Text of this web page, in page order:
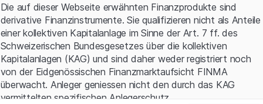
Die auf dieser Webseite erwähnten Finanzprodukte sind
derivative Finanzinstrumente. Sie qualifizieren nicht als Anteile
einer kollektiven Kapitalanlage im Sinne der Art. 7 ff. des
Schweizerischen Bundesgesetzes über die kollektiven
Kapitalanlagen (KAG) und sind daher weder registriert noch
von der Eidgenössischen Finanzmarktaufsicht FINMA
überwacht. Anleger geniessen nicht den durch das KAG
vermittelten spezifischen Anlegerschutz.